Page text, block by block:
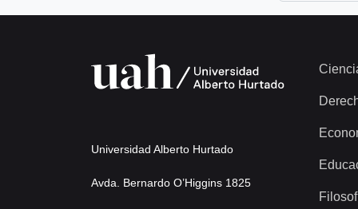
Universidad Alberto Hurtado
Avda. Bernardo O’Higgins 1825